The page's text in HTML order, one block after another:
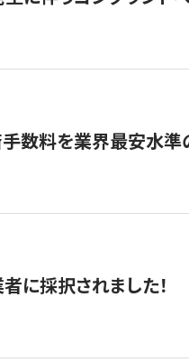
手数料を業界最安水
に採択されました！